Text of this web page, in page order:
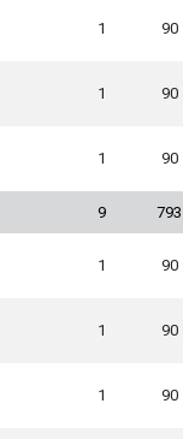
1 90
1 90
1 90
9 793
1 90
1 90
1 90